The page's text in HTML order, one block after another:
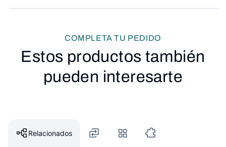
COMPLETA TU PEDIDO
Estos productos también
pueden interesarte
Relacionados